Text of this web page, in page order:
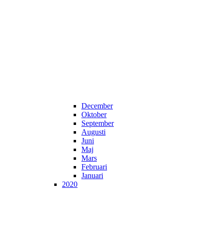
December
Oktober
September
Augusti
Juni
Maj
Mars
Februari
Januari
2020